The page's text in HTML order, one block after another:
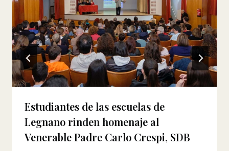
Estudiantes de las escuelas de
Legnano rinden homenaje al
Venerable Padre Carlo Crespi, SDB